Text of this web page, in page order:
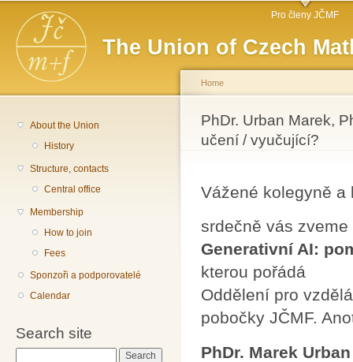
The Union of Czech
Main menu Pro členy JČMF
About the Union
History
Structure, contacts
Central office
Membership
How to join
Fees
Sponzoři a podporovatelé
Calendar
Search site
You are here
Home
PhDr. Urban Marek,
učení / vyučující?
Vážené kolegyně a
srdečně vás
Generativní AI:
kterou pořádá
Oddělení pro
pobočky JČMF.
PhDr. Marek